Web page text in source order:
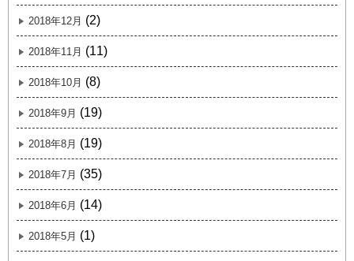
2018年12月 (2)
2018年11月 (11)
2018年10月 (8)
2018年9月 (19)
2018年8月 (19)
2018年7月 (35)
2018年6月 (14)
2018年5月 (1)